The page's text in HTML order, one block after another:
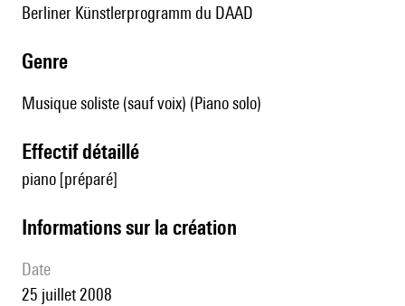
Berliner Künstlerprogramm du DAAD
genre
Musique soliste (sauf voix) (Piano solo)
effectif détaillé
piano [préparé]
informations sur la création
date
25 juillet 2008